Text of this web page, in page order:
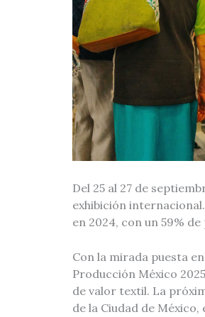
Del 25 al 27 de
exhibición
en 2024, con un 59%
Con la mirada puesta
Producción México
de valor textil. La
de la Ciudad de